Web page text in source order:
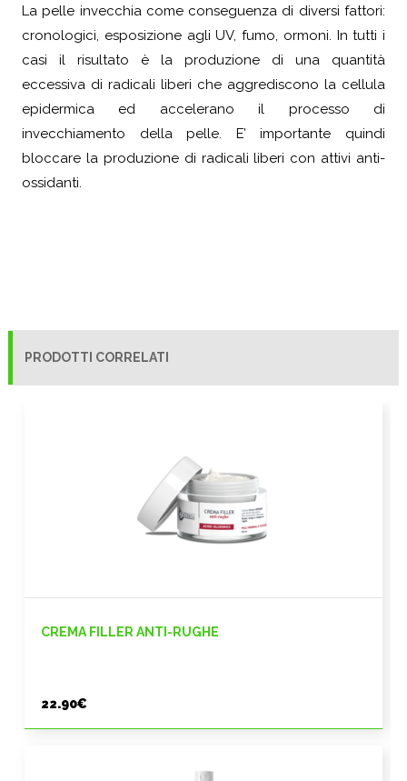
La pelle invecchia come conseguenza di diversi fattori:
cronologici, esposizione agli UV, fumo, ormoni. In tutti i
casi il risultato è la produzione di una quantità
eccessiva di radicali liberi che aggrediscono la cellula
epidermica ed accelerano il processo di
invecchiamento della pelle. E’ importante quindi
bloccare la produzione di radicali liberi con attivi anti-
ossidanti.
PRODOTTI CORRELATI
CREMA FILLER ANTI-RUGHE
22.90€